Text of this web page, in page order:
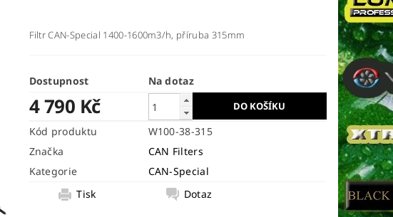
Filtr CAN-Special 1400-1600m3/h, příruba 315mm
Dostupnost Na dotaz
4 790 Kč
Kód produktu
W100-38-315
Značka
CAN Filters
Kategorie
CAN-Special
Tisk
Dotaz